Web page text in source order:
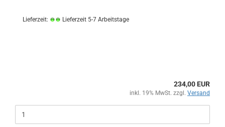
Lieferzeit: Lieferzeit 5-7 Arbeitstage
234,00 EUR
inkl. 19% MwSt. zzgl. Versand